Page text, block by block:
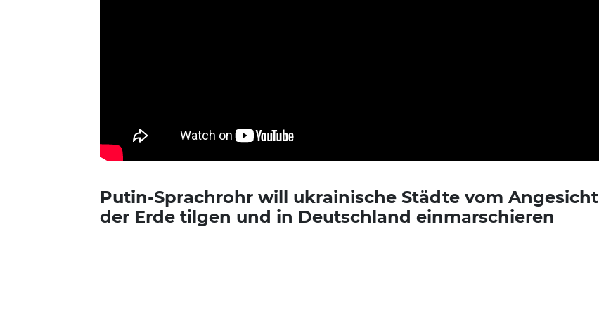
Putin-Sprachrohr will ukrainische Städte vom Angesicht
der Erde tilgen und in Deutschland einmarschieren